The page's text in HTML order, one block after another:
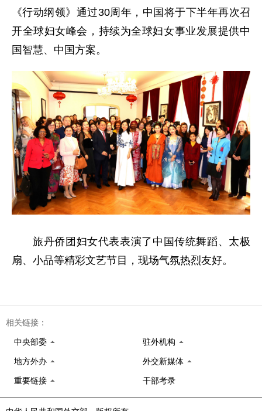
《行动纲领》通过30周年，中国将于下半年再次召
开全球妇女峰会，持续为全球妇女事业发展提供中
国智慧、中国方案。
旅丹侨团妇女代表表演了中国传统舞蹈、太极
扇、小品等精彩文艺节目，现场气氛热烈友好。
相关链接：
中央部委 驻外机构
地方外办 外交新媒体
重要链接 干部考录